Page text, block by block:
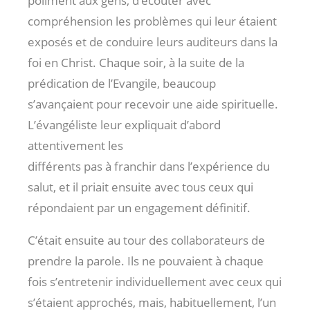
compréhension les problèmes qui leur étaient
exposés et de conduire leurs auditeurs dans la
foi en Christ. Chaque soir, à la suite de la
prédication de l’Evangile, beaucoup
s’avançaient pour recevoir une aide spirituelle.
L’évangéliste leur expliquait d’abord
attentivement les
différents pas à franchir dans l’expérience du
salut, et il priait ensuite avec tous ceux qui
répondaient par un engagement définitif.
C’était ensuite au tour des collaborateurs de
prendre la parole. Ils ne pouvaient à chaque
fois s’entretenir individuellement avec ceux qui
s’étaient approchés, mais, habituellement, l’un